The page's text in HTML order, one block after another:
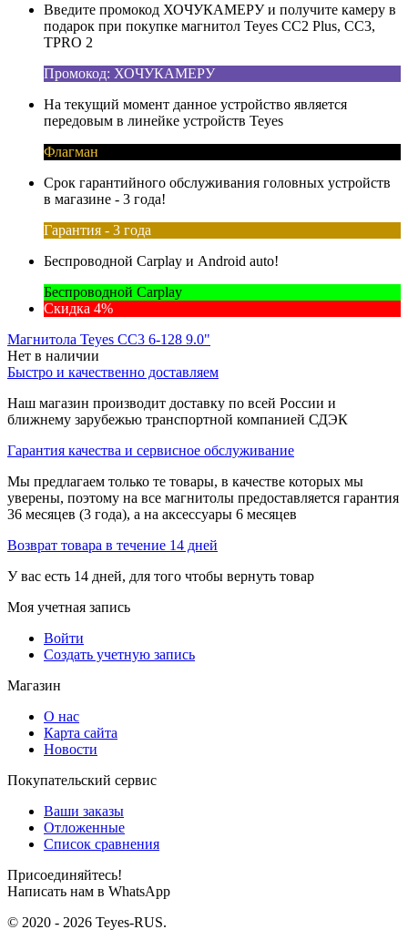
Введите промокод ХОЧУКАМЕРУ и получите камеру в
подарок при покупке магнитол Teyes CC2 Plus, CC3,
TPRO 2
Промокод: ХОЧУКАМЕРУ
На текущий момент данное устройство является
передовым в линейке устройств Teyes
Флагман
Срок гарантийного обслуживания головных устройств
в магазине - 3 года!
Гарантия - 3 года
Беспроводной Carplay и Android auto!
Беспроводной Carplay
Скидка 4%
Магнитола Teyes CC3 6-128 9.0"
Нет в наличии
Быстро и качественно доставляем
Наш магазин производит доставку по всей России и
ближнему зарубежью транспортной компанией СДЭК
Гарантия качества и сервисное обслуживание
Мы предлагаем только те товары, в качестве которых мы
уверены, поэтому на все магнитолы предоставляется гарантия
36 месяцев (3 года), а на аксессуары 6 месяцев
Возврат товара в течение 14 дней
У вас есть 14 дней, для того чтобы вернуть товар
Моя учетная запись
Войти
Создать учетную запись
Магазин
О нас
Карта сайта
Новости
Покупательский сервис
Ваши заказы
Отложенные
Список сравнения
Присоединяйтесь!
Написать нам в WhatsApp
© 2020 - 2026 Teyes-RUS.